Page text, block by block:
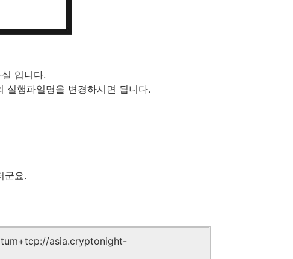
입니다.
행파일명을 변경하시면 됩니다.
군요.
asia.cryptonight-